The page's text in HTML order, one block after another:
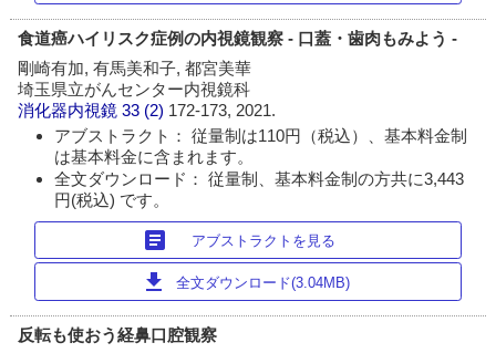
食道癌ハイリスク症例の内視鏡観察 - 口蓋・歯肉もみよう -
剛崎有加, 有馬美和子, 都宮美華
埼玉県立がんセンター内視鏡科
消化器内視鏡 33 (2) 172-173, 2021.
アブストラクト： 従量制は110円（税込）、基本料金制
は基本料金に含まれます。
全文ダウンロード： 従量制、基本料金制の方共に3,443
円(税込) です。
article アブストラクトを見る
download 全文ダウンロード(3.04MB)
反転も使おう経鼻口腔観察